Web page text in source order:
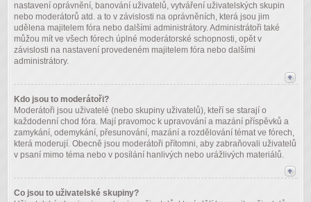
nastavení oprávnění, banování uživatelů, vytváření uživatelských skupin
nebo moderátorů atd. a to v závislosti na oprávněních, která jsou jim
udělena majitelem fóra nebo dalšími administrátory. Administrátoři také
můžou mít ve všech fórech úplné moderátorské schopnosti, opět v
závislosti na nastavení provedeném majitelem fóra nebo dalšími
administrátory.
Kdo jsou to moderátoři?
Moderátoři jsou uživatelé (nebo skupiny uživatelů), kteří se starají o
každodenní chod fóra. Mají pravomoc k upravování a mazání příspěvků a
zamykání, odemykání, přesunování, mazání a rozdělování témat ve fórech,
která moderují. Obecně jsou moderátoři přítomni, aby zabraňovali uživatelů
v psaní mimo téma nebo v posílání hanlivých nebo urážlivých materiálů.
Co jsou to uživatelské skupiny?